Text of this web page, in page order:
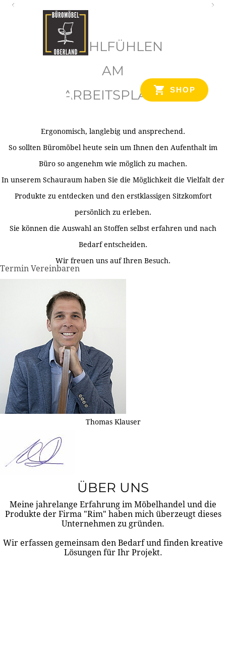
SHOP
WOHLFÜHLEN
AM
ARBEITSPLATZ
Ergonomisch, langlebig und ansprechend.
So sollten Büromöbel heute sein um Ihnen den Aufenthalt im
Büro so angenehm wie möglich zu machen.
In unserem Schauraum haben Sie die Möglichkeit die Vielfalt der
Produkte zu entdecken und den erstklassigen Sitzkomfort
persönlich zu erleben.
Sie können die Auswahl an Stoffen selbst erfahren und nach
Bedarf entscheiden.
Wir freuen uns auf Ihren Besuch.
Termin Vereinbaren
Thomas Klauser
ÜBER UNS
Meine jahrelange Erfahrung im Möbelhandel und die
Produkte der Firma "Rim" haben mich überzeugt dieses
Unternehmen zu gründen.
Wir erfassen gemeinsam den Bedarf und finden kreative
Lösungen für Ihr Projekt.